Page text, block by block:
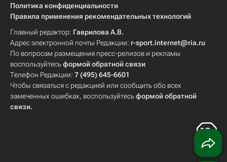
Политика конфиденциальности
Правила применения рекомендательных технологий
Главный редактор: Гаврилова А.В.
Адрес электронной почты Редакции: r-sport.internet@ria.ru
По вопросам размещения пресс-релизов и рекламы
воспользуйтесьформой обратной связи
Телефон Редакции: 7 (495) 645-6601
Чтобы связаться с редакцией или сообщить обо всех
замеченных ошибках, воспользуйтесьформой обратной
связи.